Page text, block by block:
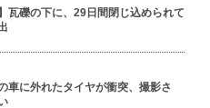
瓦礫の下に、29日間閉じ込められて
車に外れたタイヤが衝突、撮影さ